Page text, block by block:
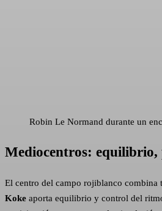
Robin Le Normand durante un
Mediocentros: equilibrio,
El centro del campo rojiblanco combina
Koke aporta equilibrio y control del